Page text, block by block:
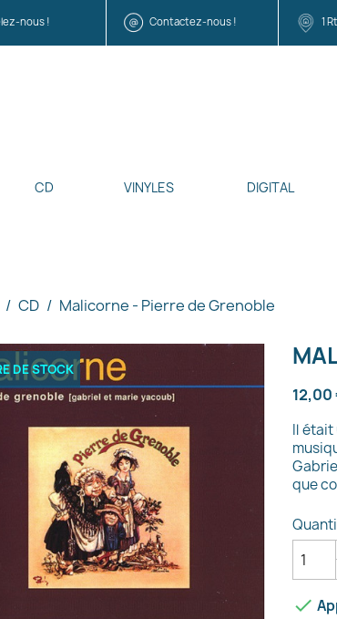
nous ! Contactez-nous ! 1
CD VINYLES DIGITAL
CD Malicorne - Pierre de Grenoble
DE STOCK
12,00
Il était
que
